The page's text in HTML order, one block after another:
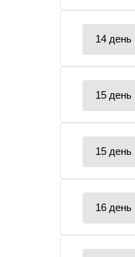
14 день
15 день
15 день
16 день